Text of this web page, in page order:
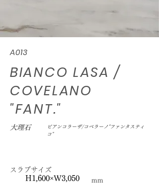
A013
BIANCO LASA /
COVELANO
"FANT."
大理石
ビアンコラーザ/コベラーノ"ファンタスティ
コ"
スラブサイズ
H1,600×W3,050 mm